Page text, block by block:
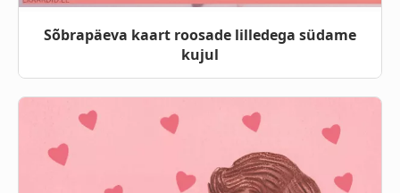
Sõbrapäeva kaart roosade lilledega südame
kujul